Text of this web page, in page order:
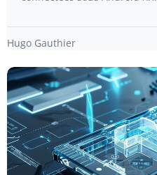
Hugo Gauthier